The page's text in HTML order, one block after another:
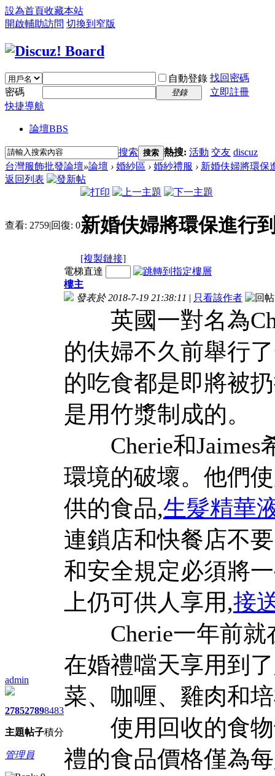
設為首頁收藏本站
開啟輔助訪問 切換到窄版
自動登錄 找回密碼
密碼
登錄
立即註冊
快捷導航
論壇BBS
搜索 搜索 熱搜: 活動 交友 discuz
台灣服飾批發論壇»論壇 › 婚紗區 › 婚紗禮服 › 新婚伕婦將環保
返回列表
查看: 2759|回復: 0新婚伕婦將環保進行
[複製鏈接]
admin
2785
主題
2789
帖子
8483
積分
管理員
電梯直達
樓主
發表於 2018-7-19 21:38:11 | 只看該作者
英國一對名為
的伕婦不久前舉行
的吃食都是即將被
是用竹漿制成的。
Cherie和Jaimes
環境的破壞。他們
供的食品,生髮精華
連鎖店和快餐店不
和安全規定必須將
上仍可供人享用,接
Cherie一年前就
在婚禮噹天享用到
菜、咖喱、雞肉和
使用回收的食物
禮的食品價格僅為